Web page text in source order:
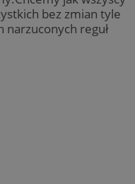
bez zmian tyle
narzuconych reguł